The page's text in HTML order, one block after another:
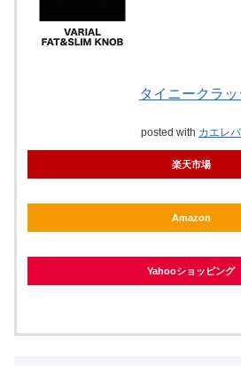
タイニークラ
posted with カエレバ
楽天市場
Amazon
Yahooショッピング